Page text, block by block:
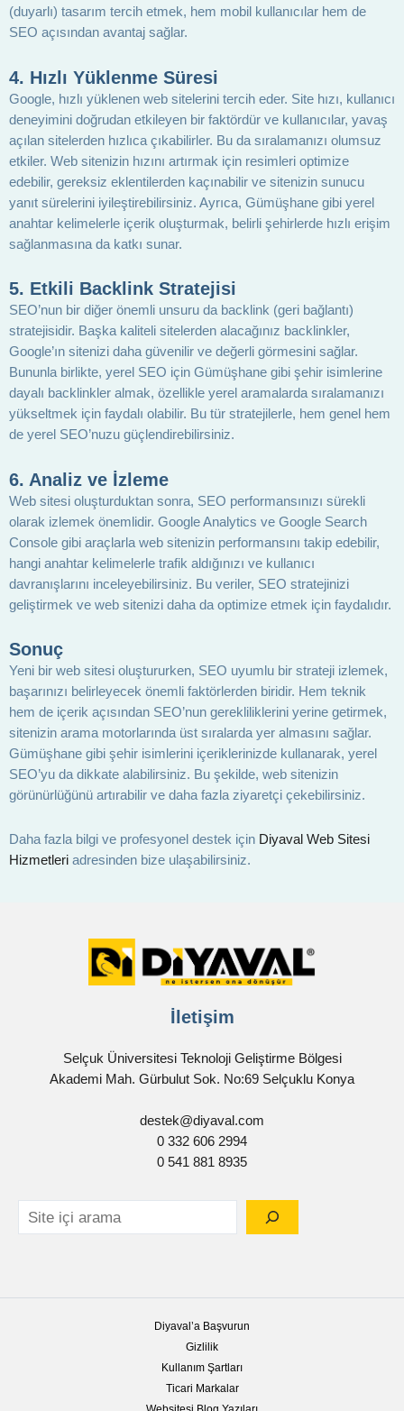
(duyarlı) tasarım tercih etmek, hem mobil kullanıcılar hem de
SEO açısından avantaj sağlar.
4. Hızlı Yüklenme Süresi
Google, hızlı yüklenen web sitelerini tercih eder. Site hızı, kullanıcı
deneyimini doğrudan etkileyen bir faktördür ve kullanıcılar, yavaş
açılan sitelerden hızlıca çıkabilirler. Bu da sıralamanızı olumsuz
etkiler. Web sitenizin hızını artırmak için resimleri optimize
edebilir, gereksiz eklentilerden kaçınabilir ve sitenizin sunucu
yanıt sürelerini iyileştirebilirsiniz. Ayrıca, Gümüşhane gibi yerel
anahtar kelimelerle içerik oluşturmak, belirli şehirlerde hızlı erişim
sağlanmasına da katkı sunar.
5. Etkili Backlink Stratejisi
SEO’nun bir diğer önemli unsuru da backlink (geri bağlantı)
stratejisidir. Başka kaliteli sitelerden alacağınız backlinkler,
Google’ın sitenizi daha güvenilir ve değerli görmesini sağlar.
Bununla birlikte, yerel SEO için Gümüşhane gibi şehir isimlerine
dayalı backlinkler almak, özellikle yerel aramalarda sıralamanızı
yükseltmek için faydalı olabilir. Bu tür stratejilerle, hem genel hem
de yerel SEO’nuzu güçlendirebilirsiniz.
6. Analiz ve İzleme
Web sitesi oluşturduktan sonra, SEO performansınızı sürekli
olarak izlemek önemlidir. Google Analytics ve Google Search
Console gibi araçlarla web sitenizin performansını takip edebilir,
hangi anahtar kelimelerle trafik aldığınızı ve kullanıcı
davranışlarını inceleyebilirsiniz. Bu veriler, SEO stratejinizi
geliştirmek ve web sitenizi daha da optimize etmek için faydalıdır.
Sonuç
Yeni bir web sitesi oluştururken, SEO uyumlu bir strateji izlemek,
başarınızı belirleyecek önemli faktörlerden biridir. Hem teknik
hem de içerik açısından SEO’nun gerekliliklerini yerine getirmek,
sitenizin arama motorlarında üst sıralarda yer almasını sağlar.
Gümüşhane gibi şehir isimlerini içeriklerinizde kullanarak, yerel
SEO’yu da dikkate alabilirsiniz. Bu şekilde, web sitenizin
görünürlüğünü artırabilir ve daha fazla ziyaretçi çekebilirsiniz.
Daha fazla bilgi ve profesyonel destek için Diyaval Web Sitesi
Hizmetleri adresinden bize ulaşabilirsiniz.
İletişim
Selçuk Üniversitesi Teknoloji Geliştirme Bölgesi
Akademi Mah. Gürbulut Sok. No:69 Selçuklu Konya
destek@diyaval.com
0 332 606 2994
0 541 881 8935
Diyaval’a Başvurun
Gizlilik
Kullanım Şartları
Ticari Markalar